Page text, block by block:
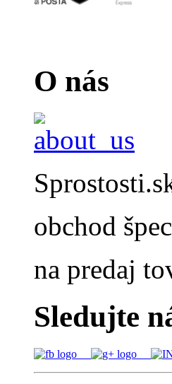
O nás
obchod
na predaj
Sledujte